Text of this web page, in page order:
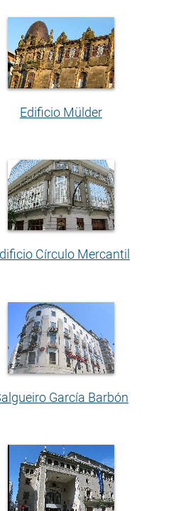
Edificio Mülder
Círculo Mercantil
García Barbón